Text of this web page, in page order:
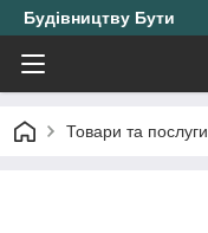
Будівництву Бути
Товари та послуги